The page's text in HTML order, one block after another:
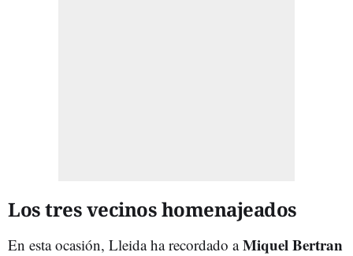
Los tres vecinos homenajeados
En esta ocasión, Lleida ha recordado aMiquel Bertran